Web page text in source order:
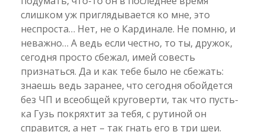
слишком уж приглядывается ко мне, это
неспроста… Нет, не о Кардинале. Не помню, и
неважно… А ведь если честно, то ты, дружок,
сегодня просто сбежал, имей совесть
признаться. Да и как тебе было не сбежать:
знаешь ведь заранее, что сегодня обойдется
без ЧП и всеобщей круговерти, так что пусть-
ка Гузь покряхтит за тебя, с рутиной он
справится, а нет – так гнать его в три шеи.